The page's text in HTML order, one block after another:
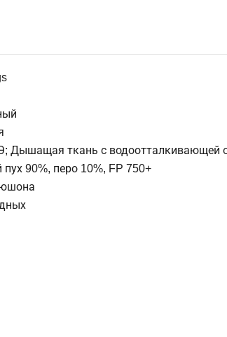
Дышащая ткань с водоотталкивающей
пух 90%, перо 10%, FP 750+